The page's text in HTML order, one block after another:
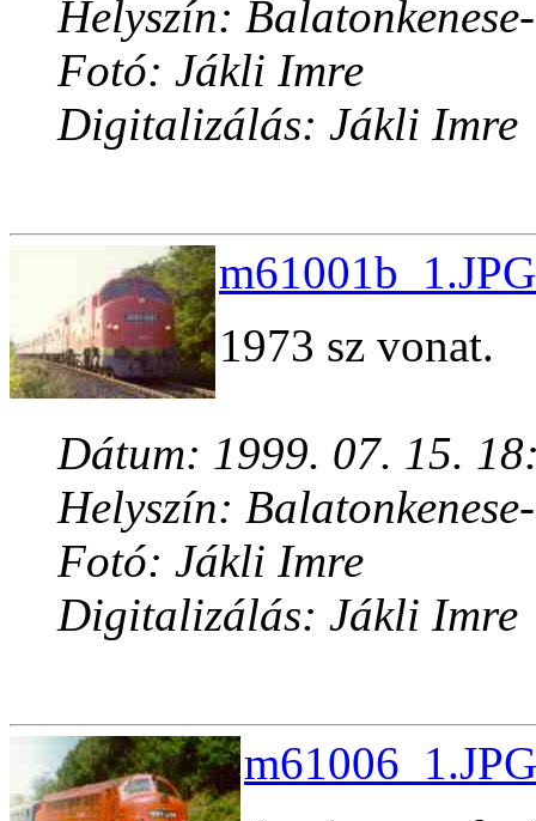
Helyszín:
Fotó: Jákli Imre
Digitalizálás: Jákli Imre
1973 sz vonat.
Dátum: 1999. 07. 15.
Helyszín:
Fotó: Jákli Imre
Digitalizálás: Jákli Imre